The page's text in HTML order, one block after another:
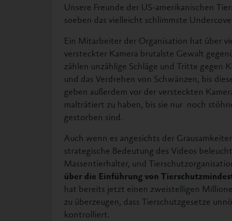
Unsere Freunde der US-amerikanischen
soeben das vielleicht schlimmste
Ein Mitarbeiter der Organisation hat über
versteckter Kamera brutalste Gewalt
zählen unzählige Schläge und Tritte gegen
und das Verdrehen von Schwänzen, bis
geben außerdem vor der versteckten
malträtiert zu haben, bis sie nur noch
gestorben sind.
Auch wenn es angesichts der
strategische Bedeutung des Videos
Massentierhalter, und
über die Einführung von
hat bereits jetzt einen zweistelligen
zu überzeugen, dass Tierschutzgesetze
kontrolliert.